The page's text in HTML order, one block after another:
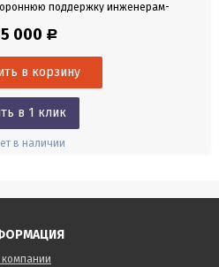
поддержку инженерам-
систем вентиляции и
с соответствующими...
000 Р
в 1 клик
в наличии